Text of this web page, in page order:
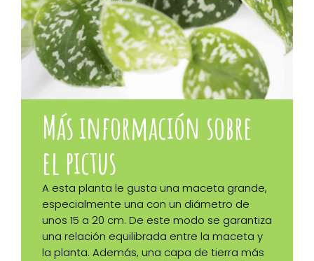
Más información sobre
el pictus
A esta planta le gusta una maceta grande,
especialmente una con un diámetro de
unos 15 a 20 cm. De este modo se garantiza
una relación equilibrada entre la maceta y
la planta. Además, una capa de tierra más